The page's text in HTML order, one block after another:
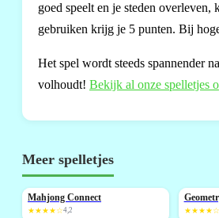
goed speelt en je steden
gebruiken krijg je 5 punten. Bij
Het spel wordt steeds spannender
volhoudt! Bekijk al onze spelletjes
Meer spelletjes
NIEUW
Mahjong Connect
★★★★☆4,2
NIEUW
★★★★☆